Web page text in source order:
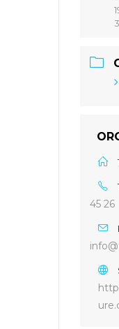
45 26